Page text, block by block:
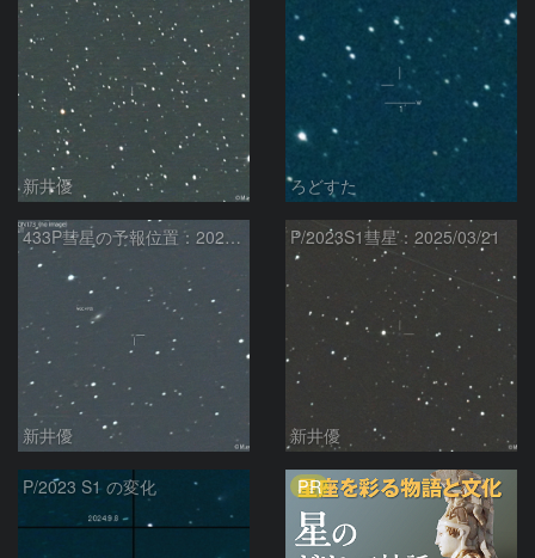
新井優 ろどすた
433P彗星の予報位置：2025/05/04
新井優
P/2023S1彗星：2025/03/21
新井優
P/2023 S1 の変化 PR